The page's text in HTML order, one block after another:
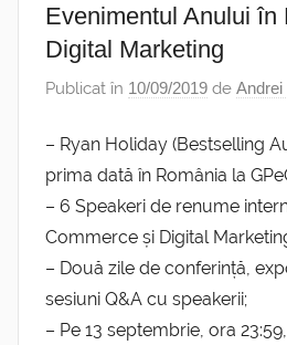
Evenimentul Anului în
Digital Marketing
Publicat în 10/09/2019 de Andrei
– Ryan Holiday (Bestselling
prima dată în România la
– 6 Speakeri de renume
Commerce și Digital
– Două zile de conferință,
sesiuni Q&A cu speakerii;
– Pe 13 septembrie, ora